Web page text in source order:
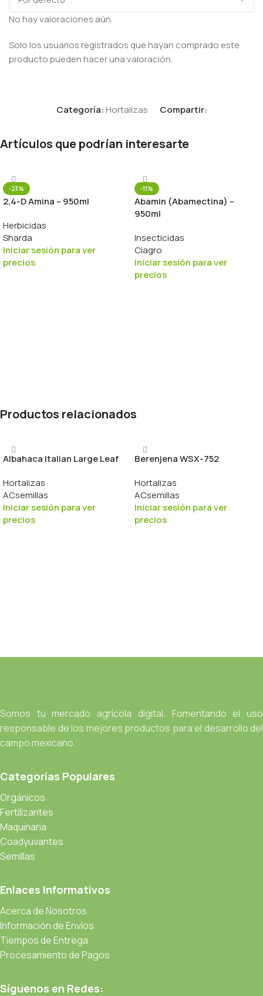
No hay valoraciones aún.
Solo los usuarios registrados que hayan comprado este
producto pueden hacer una valoración.
Categoría:Hortalizas Compartir:
Artículos que podrían interesarte
-23%
2,4-D Amina – 950ml
Herbicidas
Sharda
Iniciar sesión para ver
precios
-11%
Abamin (Abamectina) –
950ml
Insecticidas
Ciagro
Iniciar sesión para ver
precios
Productos relacionados
Albahaca Italian Large Leaf
Hortalizas
ACsemillas
Iniciar sesión para ver
precios
Berenjena WSX-752
Hortalizas
ACsemillas
Iniciar sesión para ver
precios
Somos tu mercado agrícola digital. Fomentando el uso
responsable de los mejores productos para el desarrollo del
campo mexicano.
Categorías Populares
Orgánicos
Fertilizantes
Maquinaria
Coadyuvantes
Semillas
Enlaces Informativos
Acerca de Nosotros
Información de Envíos
Tiempos de Entrega
Procesamiento de Pagos
Síguenos en Redes: